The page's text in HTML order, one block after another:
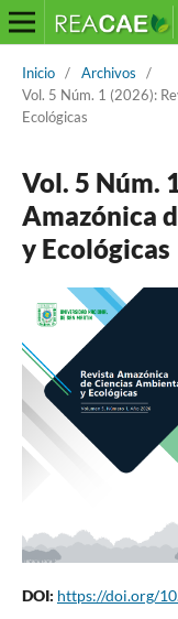
Inicio / Archivos
/
Vol. 5 Núm. 1 (2026):
Ecológicas
Vol. 5 Núm.
Amazónica
y Ecológicas
DOI: https://doi.org/